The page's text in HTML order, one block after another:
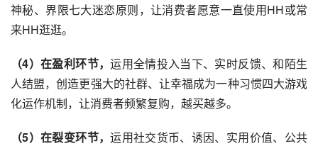
神秘、界限七大迷恋原则，让消费者愿意一直使用HH或常
来HH逛逛。
（4）在盈利环节，运用全情投入当下、实时反馈、和陌生
人结盟，创造更强大的社群、让幸福成为一种习惯四大游戏
化运作机制，让消费者频繁复购，越买越多。
（5）在裂变环节，运用社交货币、诱因、实用价值、公共